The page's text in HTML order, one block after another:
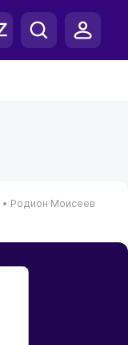
• Родион Моисеев